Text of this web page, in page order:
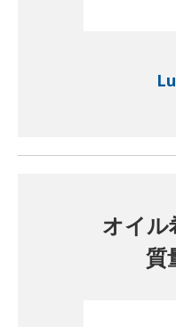
オイル
質